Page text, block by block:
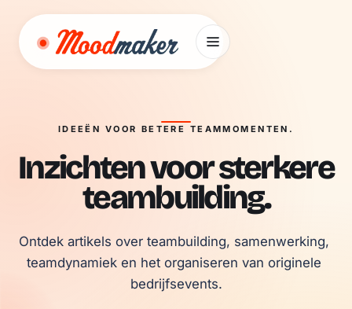
IDEEËN VOOR BETERE TEAMMOMENTEN.
Inzichten voor sterkere
teambuilding.
Ontdek artikels over teambuilding, samenwerking,
teamdynamiek en het organiseren van originele
bedrijfsevents.